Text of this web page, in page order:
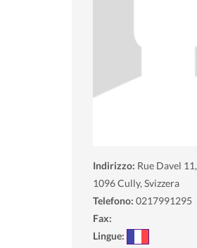
Indirizzo: Rue Davel 11,
1096Cully, Svizzera
Telefono: 0217991295
Fax:
Lingue: